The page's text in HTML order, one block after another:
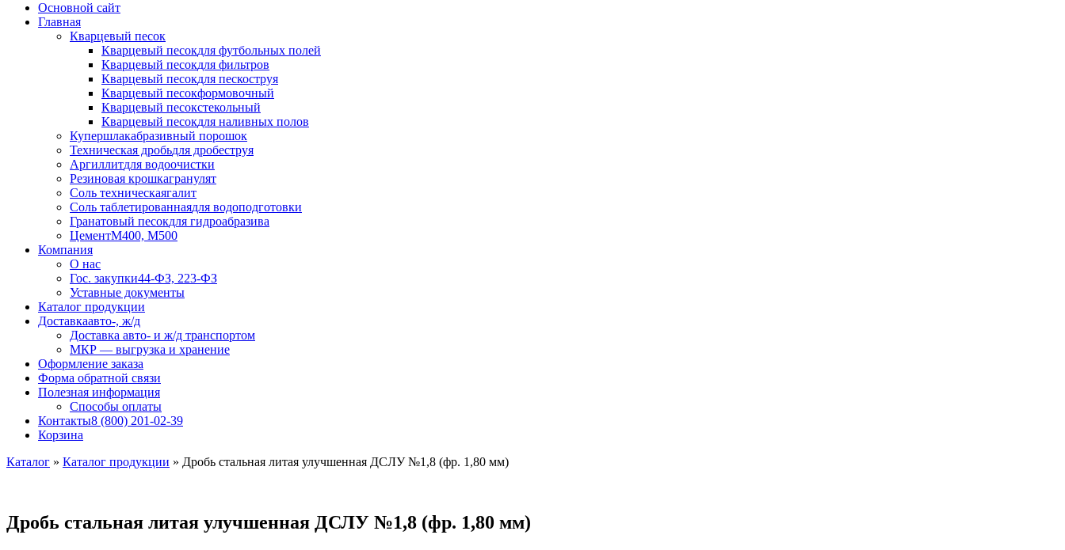
Основной сайт
Главная
Кварцевый песок
Кварцевый песокдля футбольных полей
Кварцевый песокдля фильтров
Кварцевый песокдля пескоструя
Кварцевый песокформовочный
Кварцевый песокстекольный
Кварцевый песокдля наливных полов
Купершлакабразивный порошок
Техническая дробьдля дробеструя
Аргиллитдля водоочистки
Резиновая крошкагранулят
Соль техническаягалит
Соль таблетированнаядля водоподготовки
Гранатовый песокдля гидроабразива
ЦементМ400, М500
Компания
О нас
Гос. закупки44-ФЗ, 223-ФЗ
Уставные документы
Каталог продукции
Доставкаавто-, ж/д
Доставка авто- и ж/д транспортом
МКР — выгрузка и хранение
Оформление заказа
Форма обратной связи
Полезная информация
Способы оплаты
Контакты8 (800) 201-02-39
Корзина
Каталог » Каталог продукции » Дробь стальная литая улучшенная ДСЛУ №1,8 (фр. 1,80 мм)
Дробь стальная литая улучшенная ДСЛУ №1,8 (фр. 1,80 мм)